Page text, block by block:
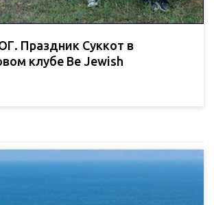
Праздник Суккот в
клубе Be Jewish